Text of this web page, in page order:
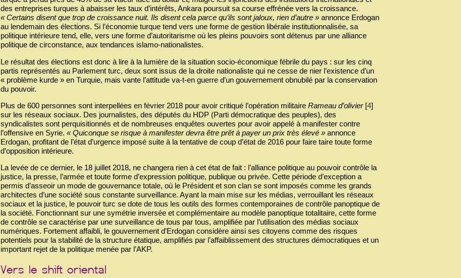
des entreprises turques à abaisser les taux d’intérêts, Ankara poursuit sa course effrénée vers la croissance.
« Certains disent que trop de croissance nuit. Ils disent cela parce qu’ils sont jaloux, rien d’autre » annonce Erdogan
au lendemain des élections. Si l’économie turque tend vers une forme de gestion libérale institutionnalisée, sa
politique intérieure tend, elle, vers une forme d’autoritarisme où les pleins pouvoirs sont détenus par une alliance
politique de circonstance, aux tendances islamo-nationalistes.
Le résultat des élections est donc à lire à la lumière de la situation socio-économique fébrile du pays : sur les cinq
partis représentés au Parlement turc, deux sont issus de la droite nationaliste qui ne cesse de nier l’existence d’un
« problème kurde » en Turquie, mais vante l’attitude va-t-en guerre d’un gouvernement obnubilé par la conservation
du pouvoir.
Plus de 600 personnes sont interpellées en février 2018 pour avoir critiqué l’opération militaire Rameau d’olivier[4]
sur les réseaux sociaux. Des journalistes, des députés du HDP (Parti démocratique des peuples), des
syndicalistes sont perquisitionnés et de nombreuses enquêtes ouvertes pour avoir appelé à manifester contre
l’offensive en Syrie. « Quiconque se risque à manifester devra être prêt à payer un prix très élevé » annonce
Erdogan, profitant de l’état d’urgence imposé suite à la tentative de coup d’état de 2016 pour faire taire toute forme
d’opposition intérieure.
La levée de ce dernier, le 18 juillet 2018, ne changera rien à cet état de fait : l’alliance politique au pouvoir contrôle la
justice, la presse, l’armée et toute forme d’expression politique, publique ou privée. Cette période d’exception a
permis d’asseoir un mode de gouvernance totale, où le Président et son clan se sont imposés comme les grands
architectes d’une société sous constante surveillance. Ayant la main mise sur les médias, verrouillant les réseaux
sociaux et la justice, le pouvoir turc se dote de tous les outils des formes contemporaines de contrôle panoptique de
la société. Fonctionnant sur une symétrie inversée et complémentaire au modèle panoptique totalitaire, cette forme
de contrôle se caractérise par une surveillance de tous par tous, amplifiée par l’utilisation des médias sociaux
numériques. Fortement affaibli, le gouvernement d’Erdogan considère ainsi ses citoyens comme des risques
potentiels pour la stabilité de la structure étatique, amplifiés par l’affaiblissement des structures démocratiques et un
important rejet de la politique menée par l’AKP.